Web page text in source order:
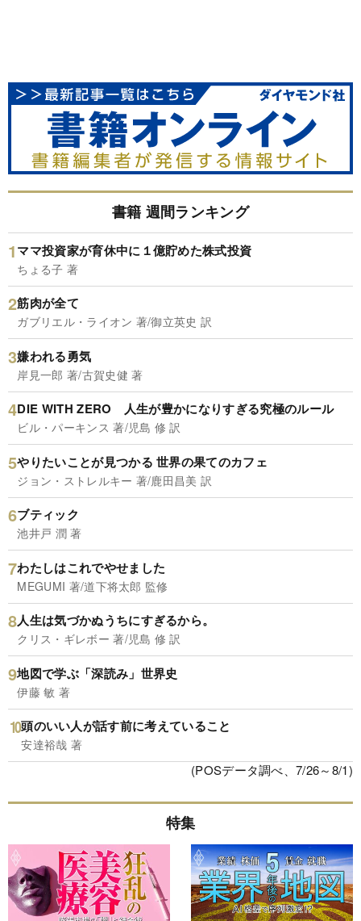
書籍 週間ランキング
ママ投資家が育休中に１億貯めた株式投資
ちょる子 著
筋肉が全て
ガブリエル・ライオン 著/御立英史 訳
嫌われる勇気
岸見一郎 著/古賀史健 著
DIE WITH ZERO 人生が豊かになりすぎる究極のルール
ビル・パーキンス 著/児島 修 訳
やりたいことが見つかる 世界の果てのカフェ
ジョン・ストレルキー 著/鹿田昌美 訳
ブティック
池井戸 潤 著
わたしはこれでやせました
MEGUMI 著/道下将太郎 監修
人生は気づかぬうちにすぎるから。
クリス・ギレボー 著/児島 修 訳
地図で学ぶ「深読み」世界史
伊藤 敏 著
頭のいい人が話す前に考えていること
安達裕哉 著
(POSデータ調べ、7/26～8/1)
特集